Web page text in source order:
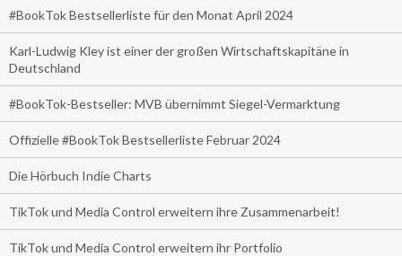
#BookTok Bestsellerliste für den Monat April 2024
Karl-Ludwig Kley ist einer der großen Wirtschaftskapitäne in
Deutschland
#BookTok-Bestseller: MVB übernimmt Siegel-Vermarktung
Offizielle #BookTok Bestsellerliste Februar 2024
Die Hörbuch Indie Charts
TikTok und Media Control erweitern ihre Zusammenarbeit!
TikTok und Media Control erweitern ihr Portfolio